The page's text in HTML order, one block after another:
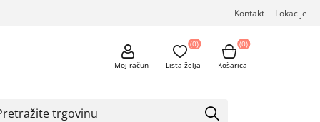
Kontakt Lokacije
Moj račun Lista želja
(0)
Košarica
(0)